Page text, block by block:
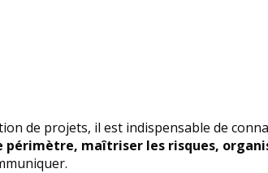
de projets, il est indispensable de
maîtriser les risques,